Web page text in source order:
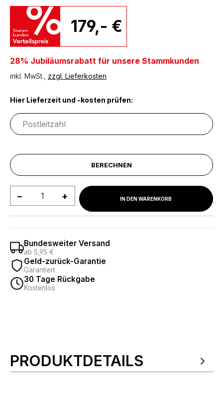
179,- €
28% Jubiläumsrabatt für unsere Stammkunden
inkl. MwSt., zzgl. Lieferkosten
Hier Lieferzeit und -kosten prüfen:
BERECHNEN
Produkt Anzahl: Gib denIN DEN WARENKORB
Bundesweiter Versand
ab 5,95 €
Geld-zurück-Garantie
Garantiert
30 Tage Rückgabe
Kostenlos
Produktinformationen
PRODUKTDETAILS